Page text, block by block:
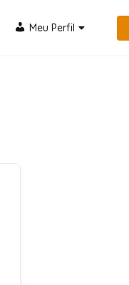
Meu Perfil